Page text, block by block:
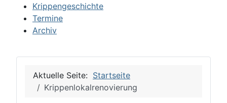
Krippengeschichte
Termine
Archiv
Aktuelle Seite: Startseite
Krippenlokalrenovierung